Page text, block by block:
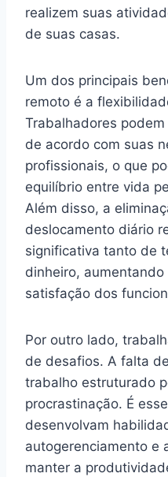
realizem suas
de suas casas.
Um dos principais
remoto é a
Trabalhadores
de acordo com suas
profissionais, o que
equilíbrio entre vida
Além disso, a
deslocamento diário
significativa tanto de
dinheiro,
satisfação dos
Por outro lado,
de desafios. A falta
trabalho estruturado
procrastinação. É
desenvolvam
autogerenciamento e
manter a